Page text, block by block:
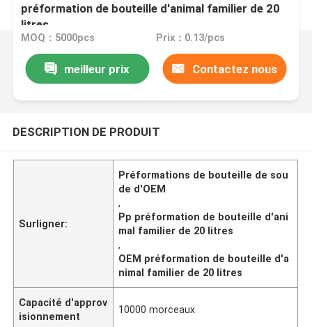
préformation de bouteille d'animal familier de 20
litres
MOQ：5000pcs Prix：0.13/pcs
meilleur prix Contactez nous
DESCRIPTION DE PRODUIT
Surligner:
Préformations de bouteille de sou
de d'OEM
,
Pp préformation de bouteille d'ani
mal familier de 20 litres
,
OEM préformation de bouteille d'a
nimal familier de 20 litres
Capacité d'approv
isionnement
10000 morceaux